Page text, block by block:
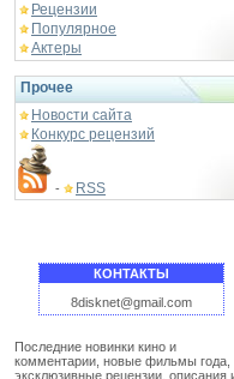
Рецензии
Популярное
Актеры
Прочее
Новости сайта
Конкурс рецензий
- RSS
КОНТАКТЫ
8disknet@gmail.com
Последние новинки кино и
комментарии, новые фильмы года,
эксклюзивные рецензии, описания